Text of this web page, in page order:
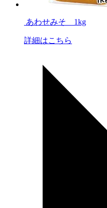
あわせみそ 1kg
詳細はこちら